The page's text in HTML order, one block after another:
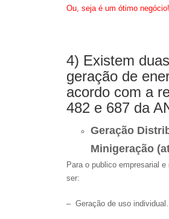
Ou, seja é um ótimo
4) Existem
geração de
acordo com a
482 e 687 da
Geração
Minigeração
Para o publico empresarial
ser:
– Geração de uso individual.